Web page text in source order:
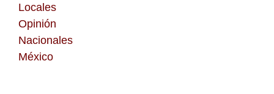
Locales
Opinión
Nacionales
México